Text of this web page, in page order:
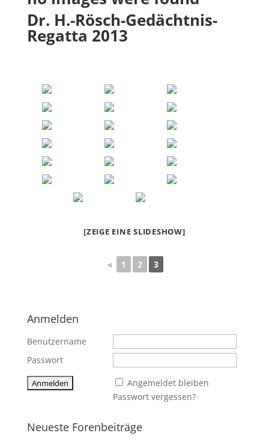
Dr. H.-Rösch-Gedächtnis-
Regatta 2013
[ZEIGE EINE SLIDESHOW]
◄ 1 2 3
Anmelden
Benutzername
Passwort
Angemeldet bleiben
Passwort vergessen?
Neueste Forenbeiträge